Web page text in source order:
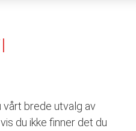
vårt brede utvalg av
du ikke finner det du